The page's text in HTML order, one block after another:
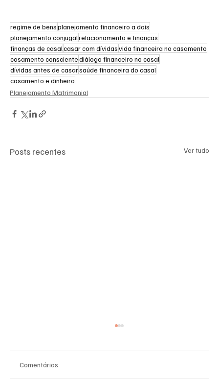
regime de bensplanejamento financeiro a dois
planejamento conjugalrelacionamento e finanças
finanças de casalcasar com dívidasvida financeira no casamento
casamento conscientediálogo financeiro no casal
dívidas antes de casarsaúde financeira do casal
casamento e dinheiro
Planejamento Matrimonial
Posts recentes Ver tudo
Comentários